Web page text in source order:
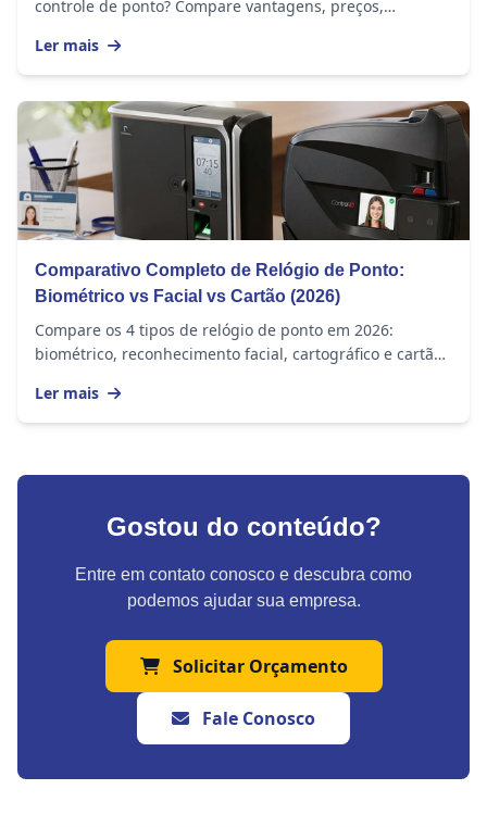
controle de ponto? Compare vantagens, preços,
Ler mais
Comparativo Completo de Relógio de Ponto:
Biométrico vs Facial vs Cartão (2026)
Compare os 4 tipos de relógio de ponto em 2026:
biométrico, reconhecimento facial, cartográfico e cartão
Ler mais
Gostou do conteúdo?
Entre em contato conosco e descubra como
podemos ajudar sua empresa.
Solicitar Orçamento
Fale Conosco